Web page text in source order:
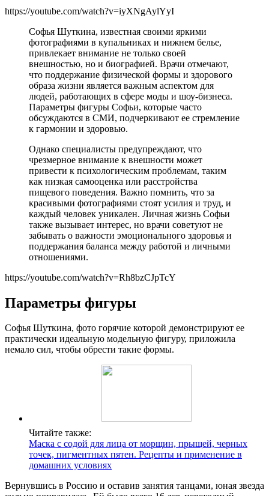
https://youtube.com/watch?v=iyXNgAylYyI
Софья Шуткина, известная своими яркими
фотографиями в купальниках и нижнем белье,
привлекает внимание не только своей
внешностью, но и биографией. Врачи отмечают,
что поддержание физической формы и здорового
образа жизни является важным аспектом для
людей, работающих в сфере моды и шоу-бизнеса.
Параметры фигуры Софьи, которые часто
обсуждаются в СМИ, подчеркивают ее стремление
к гармонии и здоровью.
Однако специалисты предупреждают, что
чрезмерное внимание к внешности может
привести к психологическим проблемам, таким
как низкая самооценка или расстройства
пищевого поведения. Важно помнить, что за
красивыми фотографиями стоят усилия и труд, и
каждый человек уникален. Личная жизнь Софьи
также вызывает интерес, но врачи советуют не
забывать о важности эмоционального здоровья и
поддержания баланса между работой и личными
отношениями.
https://youtube.com/watch?v=Rh8bzCJpTcY
Параметры фигуры
Софья Шуткина, фото горячие которой демонстрируют ее
практически идеальную модельную фигуру, приложила
немало сил, чтобы обрести такие формы.
Читайте также:
Маска с содой для лица от морщин, прыщей, черных
точек, пигментных пятен. Рецепты и применение в
домашних условиях
Вернувшись в Россию и оставив занятия танцами, юная звезда